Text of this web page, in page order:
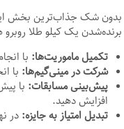
بدون شک جذاب‌ترین بخش این
برنده‌شدن یک کیلو طلا
تکمیل ماموریت‌ها: با
شرکت در مینی‌گیم‌ها: با
پیش‌بینی مسابقات: با
افزایش دهید.
تبدیل امتیاز به جایزه: در